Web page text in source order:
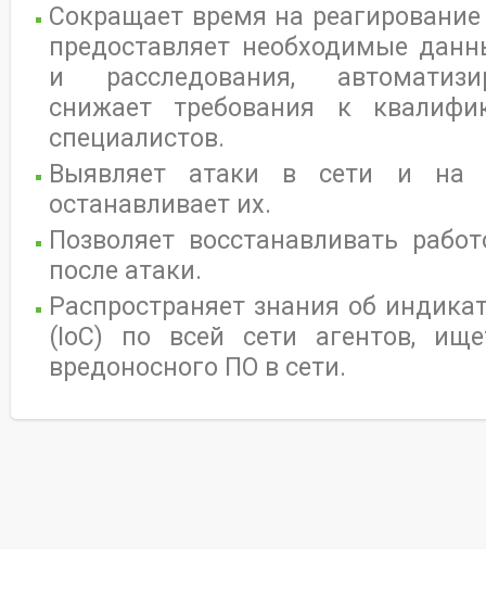
Сокращает время на
предоставляет необходимые
и расследования,
снижает требования к
специалистов.
Выявляет атаки в сети и на
останавливает их.
Позволяет восстанавливать
после атаки.
Распространяет знания об
(IoC) по всей сети агентов,
вредоносного ПО в сети.